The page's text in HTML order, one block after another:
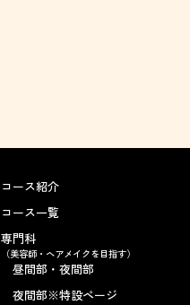
コース紹介
コース一覧
専門科
（美容師・ヘアメイクを目指す）
昼間部・夜間部
夜間部※特設ページ